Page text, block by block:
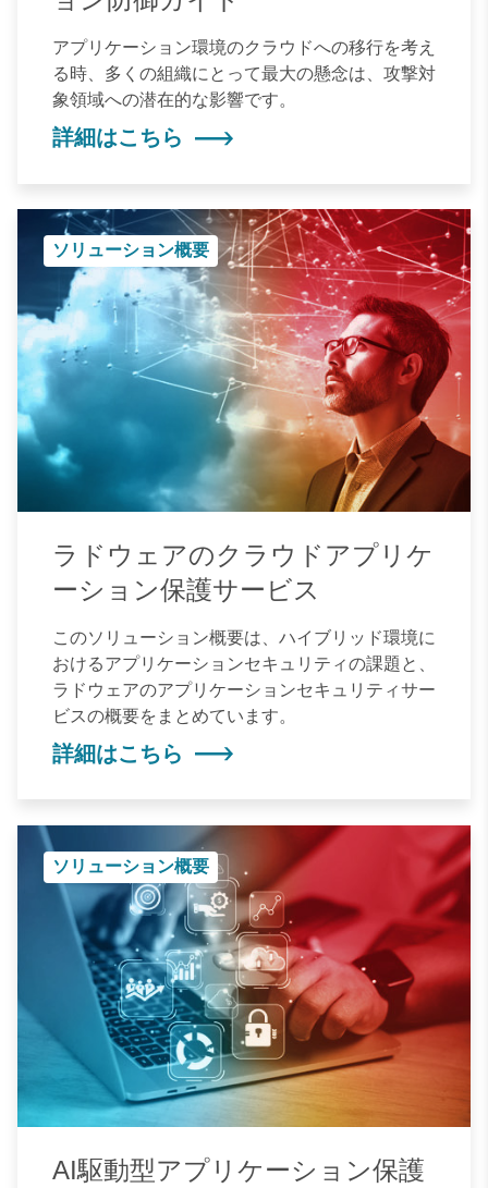
アプリケーション環境のクラウドへの移行を考え
る時、多くの組織にとって最大の懸念は、攻撃対
象領域への潜在的な影響です。
詳細はこちら
ソリューション概要
ラドウェアのクラウドアプリケ
ーション保護サービス
このソリューション概要は、ハイブリッド環境に
おけるアプリケーションセキュリティの課題と、
ラドウェアのアプリケーションセキュリティサー
ビスの概要をまとめています。
詳細はこちら
ソリューション概要
AI駆動型アプリケーション保護